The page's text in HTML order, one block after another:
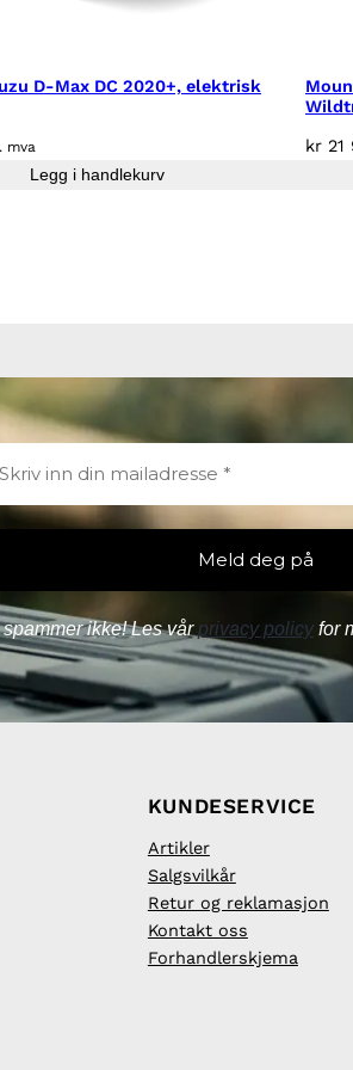
D-Max DC 2020+, elektrisk
mva
Legg i handlekurv
kr 21
ikke! Les vårprivacy policyfor
KUNDESERVICE
Artikler
Salgsvilkår
Retur og reklamasjon
Kontakt oss
Forhandlerskjema